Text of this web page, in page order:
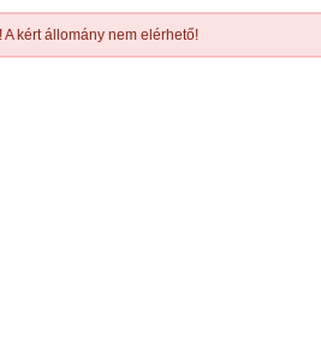
A kért állomány nem elérhető!